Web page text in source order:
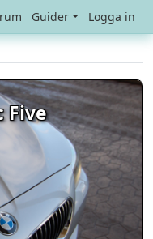
Guider
Logga in
Five